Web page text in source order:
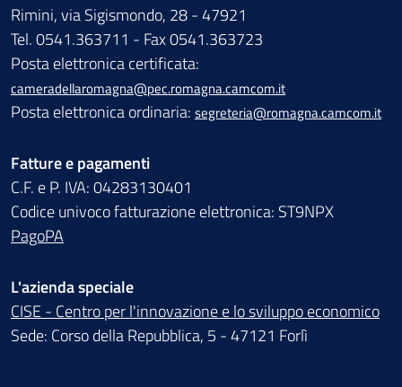
Rimini, via Sigismondo, 28 - 47921
Tel. 0541.363711 - Fax 0541.363723
Posta elettronica certificata:
cameradellaromagna@pec.romagna.camcom.it
Posta elettronica ordinaria: segreteria@romagna.camcom.it
Fatture e pagamenti
C.F. e P. IVA: 04283130401
Codice univoco fatturazione elettronica: ST9NPX
PagoPA
L'azienda speciale
CISE - Centro per l'innovazione e lo sviluppo economico
Sede: Corso della Repubblica, 5 - 47121 Forlì